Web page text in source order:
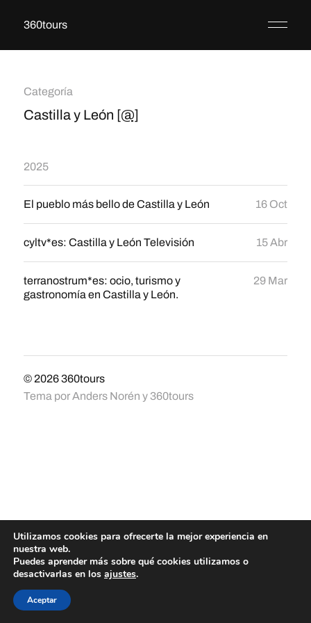
360tours
Categoría
Castilla y León [@]
2025
El pueblo más bello de Castilla y León 16 Oct
cyltv*es: Castilla y León Televisión 15 Abr
terranostrum*es: ocio, turismo y
gastronomía en Castilla y León.
29 Mar
© 2026360tours
Tema porAnders Norén y360tours
Utilizamos cookies para ofrecerte la mejor experiencia en
nuestra web.
Puedes aprender más sobre qué cookies utilizamos o
desactivarlas en los ajustes.
Aceptar